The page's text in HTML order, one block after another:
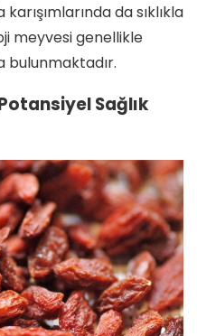
da sıklıkla
meyvesi genellikle
bulunmaktadır.
Sağlık